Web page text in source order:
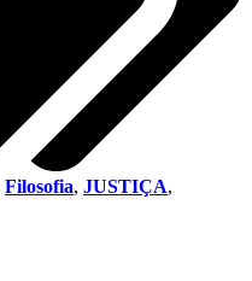
Filosofia, JUSTIÇA,